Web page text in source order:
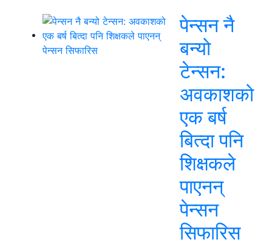
पेन्सन नै
बन्यो
टेन्सन:
अवकाशको
एक बर्ष
बित्दा पनि
शिक्षकले
पाएनन्
पेन्सन
सिफारिस